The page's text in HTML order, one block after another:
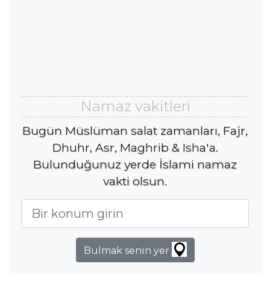
Namaz vakitleri
Bugün Müslüman salat zamanları, Fajr,
Dhuhr, Asr, Maghrib & Isha'a.
Bulunduğunuz yerde İslami namaz
vakti olsun.
Bulmak senin yer